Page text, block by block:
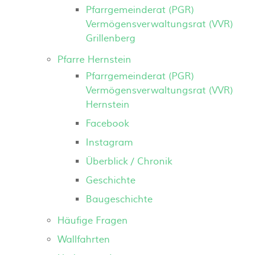
Pfarrgemeinderat (PGR)
Vermögensverwaltungsrat (VVR)
Grillenberg
Pfarre Hernstein
Pfarrgemeinderat (PGR)
Vermögensverwaltungsrat (VVR)
Hernstein
Facebook
Instagram
Überblick / Chronik
Geschichte
Baugeschichte
Häufige Fragen
Wallfahrten